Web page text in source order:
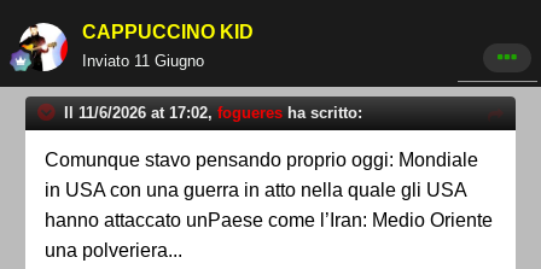
CAPPUCCINO KID
Inviato 11 Giugno
Il 11/6/2026 at 17:02, fogueres ha scritto:
Comunque stavo pensando proprio oggi: Mondiale
in USA con una guerra in atto nella quale gli USA
hanno attaccato unPaese come l’Iran: Medio Oriente
una polveriera...